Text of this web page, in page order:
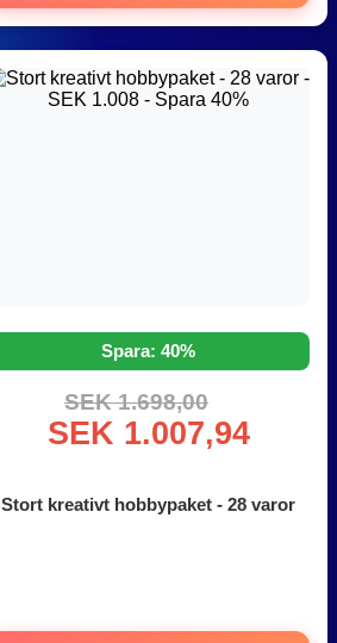
Spara: 40%
SEK 1.698,00
SEK 1.007,94
Stort kreativt hobbypaket - 28 varor